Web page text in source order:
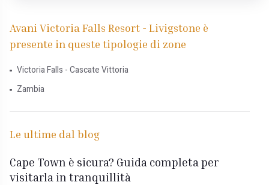
Avani Victoria Falls Resort - Livigstone è
presente in queste tipologie di zone
Victoria Falls - Cascate Vittoria
Zambia
Le ultime dal blog
Cape Town è sicura? Guida completa per
visitarla in tranquillità